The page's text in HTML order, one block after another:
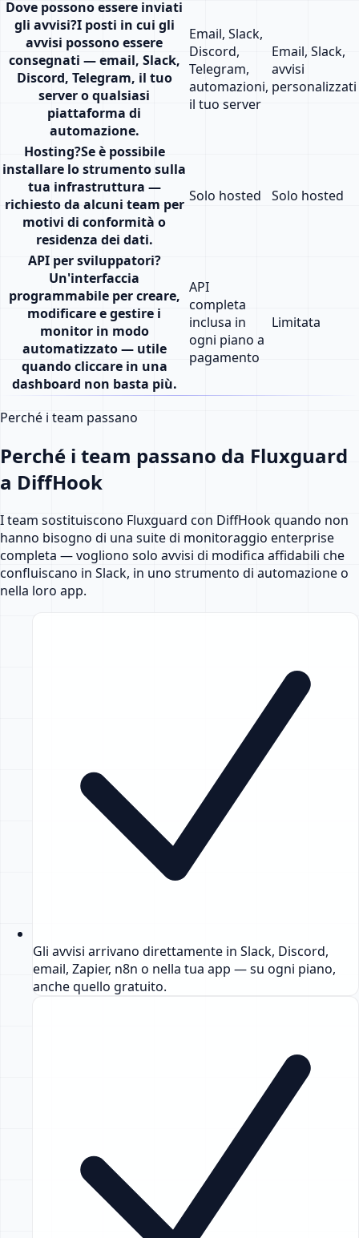
Dove possono essere inviati
gli avvisi?I posti in cui gli
avvisi possono essere
consegnati — email, Slack,
Discord, Telegram, il tuo
server o qualsiasi
piattaforma di
automazione.
Email, Slack,
Discord,
Telegram,
automazioni,
il tuo server
Email, Slack,
avvisi
personalizzati
Hosting?Se è possibile
installare lo strumento sulla
tua infrastruttura —
richiesto da alcuni team per
motivi di conformità o
residenza dei dati.
Solo hosted Solo hosted
API per sviluppatori?
Un'interfaccia
programmabile per creare,
modificare e gestire i
monitor in modo
automatizzato — utile
quando cliccare in una
dashboard non basta più.
API
completa
inclusa in
ogni piano a
pagamento
Limitata
Perché i team passano
Perché i team passano da Fluxguard
a DiffHook
I team sostituiscono Fluxguard con DiffHook quando non
hanno bisogno di una suite di monitoraggio enterprise
completa — vogliono solo avvisi di modifica affidabili che
confluiscano in Slack, in uno strumento di automazione o
nella loro app.
Gli avvisi arrivano direttamente in Slack, Discord,
email, Zapier, n8n o nella tua app — su ogni piano,
anche quello gratuito.